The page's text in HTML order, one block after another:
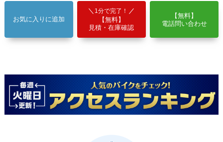
お気に入りに追加
1分で完了！
【無料】
見積・在庫確認
【無料】
電話問い合わせ